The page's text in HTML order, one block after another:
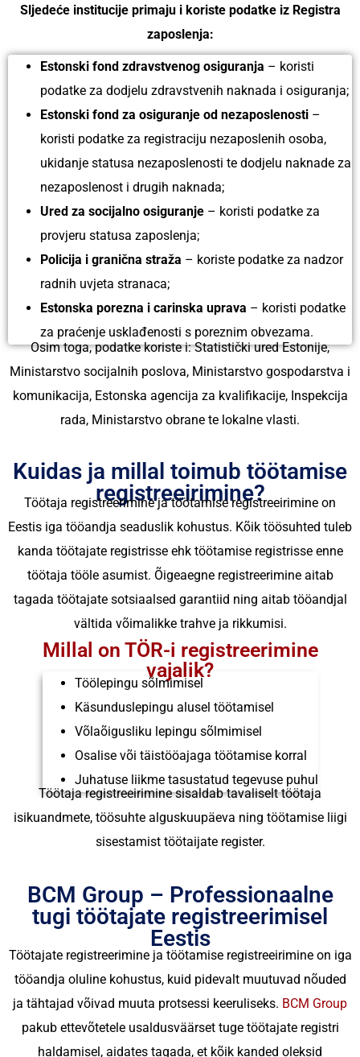
Sljedeće institucije primaju i koriste podatke iz Registra
zaposlenja:
Estonski fond zdravstvenog osiguranja – koristi
podatke za dodjelu zdravstvenih naknada i osiguranja;
Estonski fond za osiguranje od nezaposlenosti –
koristi podatke za registraciju nezaposlenih osoba,
ukidanje statusa nezaposlenosti te dodjelu naknade za
nezaposlenost i drugih naknada;
Ured za socijalno osiguranje – koristi podatke za
provjeru statusa zaposlenja;
Policija i granična straža – koriste podatke za nadzor
radnih uvjeta stranaca;
Estonska porezna i carinska uprava – koristi podatke
za praćenje usklađenosti s poreznim obvezama.
Osim toga, podatke koriste i: Statistički ured Estonije,
Ministarstvo socijalnih poslova, Ministarstvo gospodarstva i
komunikacija, Estonska agencija za kvalifikacije, Inspekcija
rada, Ministarstvo obrane te lokalne vlasti.
Kuidas ja millal toimub töötamise
registreeirimine?
Töötaja registreerimine ja töötamise registreeirimine on
Eestis iga tööandja seaduslik kohustus. Kõik töösuhted tuleb
kanda töötajate registrisse ehk töötamise registrisse enne
töötaja tööle asumist. Õigeaegne registreerimine aitab
tagada töötajate sotsiaalsed garantiid ning aitab tööandjal
vältida võimalikke trahve ja rikkumisi.
Millal on TÖR-i registreerimine
vajalik?
Töölepingu sõlmimisel
Käsunduslepingu alusel töötamisel
Võlaõigusliku lepingu sõlmimisel
Osalise või täistööajaga töötamise korral
Juhatuse liikme tasustatud tegevuse puhul
Töötaja registreeirimine sisaldab tavaliselt töötaja
isikuandmete, töösuhte alguskuupäeva ning töötamise liigi
sisestamist töötaijate register.
BCM Group – Professionaalne
tugi töötajate registreerimisel
Eestis
Töötajate registreerimine ja töötamise registreeirimine on iga
tööandja oluline kohustus, kuid pidevalt muutuvad nõuded
ja tähtajad võivad muuta protsessi keeruliseks. BCM Group
pakub ettevõtetele usaldusväärset tuge töötajate registri
haldamisel, aidates tagada, et kõik kanded oleksid